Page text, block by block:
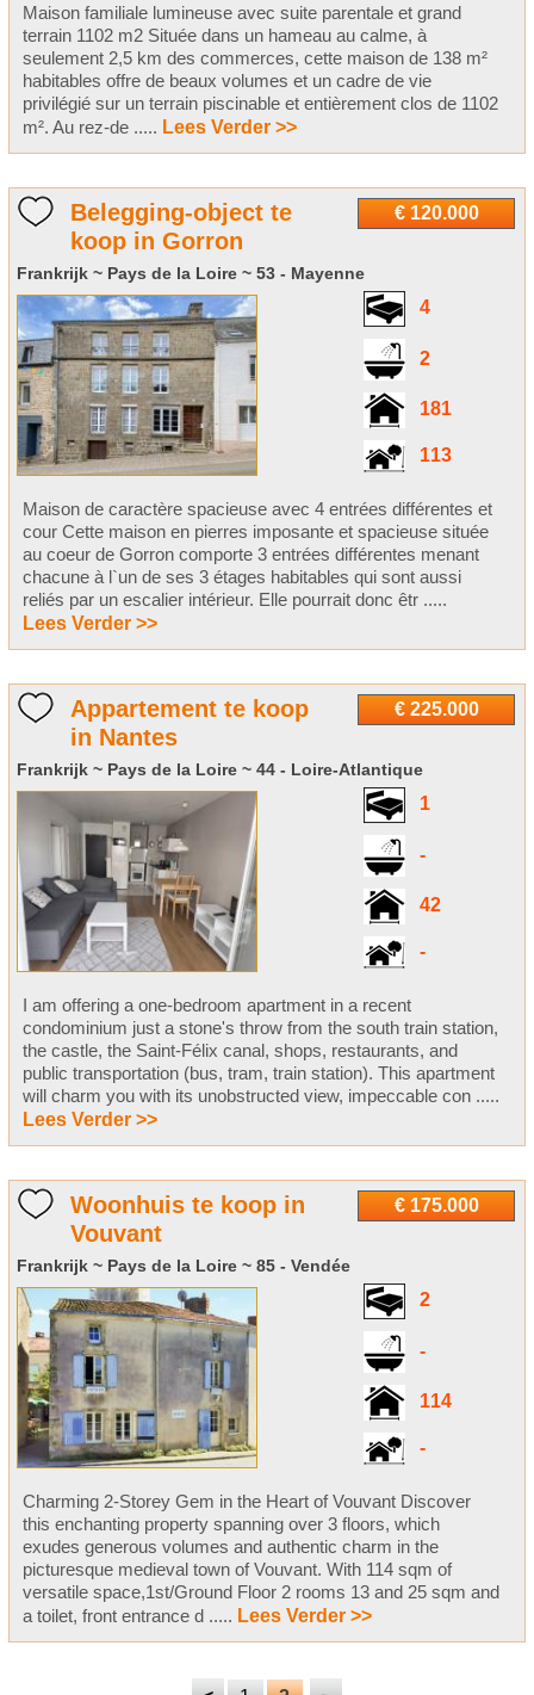
Maison familiale lumineuse avec suite parentale et grand
terrain 1102 m2 Située dans un hameau au calme, à
seulement 2,5 km des commerces, cette maison de 138 m²
habitables offre de beaux volumes et un cadre de vie
privilégié sur un terrain piscinable et entièrement clos de 1102
m². Au rez-de ..... Lees Verder >>
€ 120.000
Belegging-object te
koop in Gorron
Frankrijk ~ Pays de la Loire ~ 53 - Mayenne
4
2
181
113
Maison de caractère spacieuse avec 4 entrées différentes et
cour Cette maison en pierres imposante et spacieuse située
au coeur de Gorron comporte 3 entrées différentes menant
chacune à l`un de ses 3 étages habitables qui sont aussi
reliés par un escalier intérieur. Elle pourrait donc êtr .....
Lees Verder >>
€ 225.000
Appartement te koop
in Nantes
Frankrijk ~ Pays de la Loire ~ 44 - Loire-Atlantique
1
-
42
-
I am offering a one-bedroom apartment in a recent
condominium just a stone's throw from the south train station,
the castle, the Saint-Félix canal, shops, restaurants, and
public transportation (bus, tram, train station). This apartment
will charm you with its unobstructed view, impeccable con .....
Lees Verder >>
€ 175.000
Woonhuis te koop in
Vouvant
Frankrijk ~ Pays de la Loire ~ 85 - Vendée
2
-
114
-
Charming 2-Storey Gem in the Heart of Vouvant Discover
this enchanting property spanning over 3 floors, which
exudes generous volumes and authentic charm in the
picturesque medieval town of Vouvant. With 114 sqm of
versatile space,1st/Ground Floor 2 rooms 13 and 25 sqm and
a toilet, front entrance d ..... Lees Verder >>